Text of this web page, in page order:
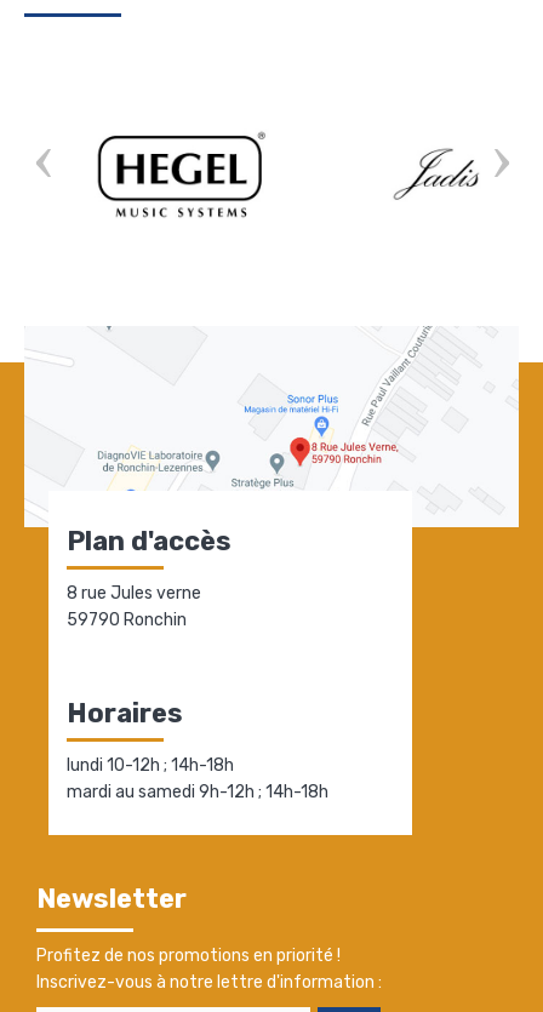
Plan d'accès
8 rue Jules verne
59790 Ronchin
Horaires
lundi 10-12h ; 14h-18h
mardi au samedi 9h-12h ; 14h-18h
Newsletter
Profitez de nos promotions en priorité !
Inscrivez-vous à notre lettre d'information :